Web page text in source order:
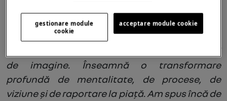
„Modernizarea Poștei Române nu înseamnă
de imagine. Înseamnă o transformare
profundă de mentalitate, de procese, de
viziune și de raportare la piață. Am spus încă de
acceptare module cookie
gestionare module
cookie